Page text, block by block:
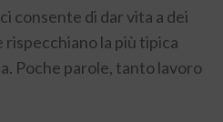
consente di dar vita a dei
la più tipica
Poche parole, tanto lavoro